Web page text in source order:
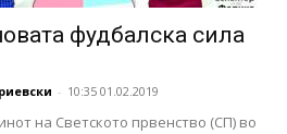
фудбалска сила
- 10:35 01.02.2019
на Светското првенство (СП) во